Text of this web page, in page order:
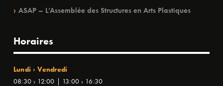
ASAP – L’Assemblée des Structures en Arts Plastiques
Horaires
Lundi › Vendredi
08:30 › 12:00 | 13:00 › 16:30